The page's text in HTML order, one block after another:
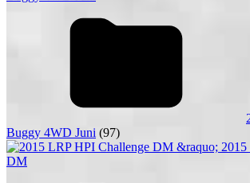
Buggy 4WD Juni (97)